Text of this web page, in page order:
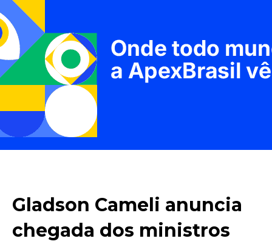
Gladson Cameli anuncia
chegada dos ministros